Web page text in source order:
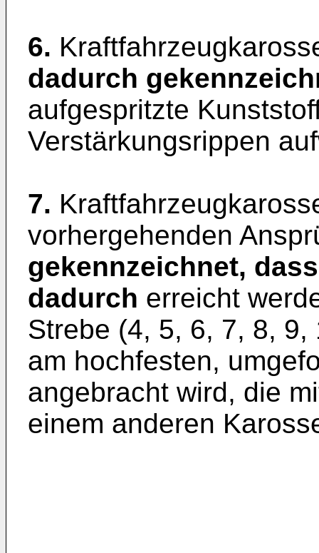
6.
dadurch
aufgespritzte
Verstärkungsrippen
7.
vorhergehenden
gekennzeichnet, dass
dadurch erreicht
Strebe (4, 5, 6, 7, 8,
am hochfesten,
angebracht wird, die
einem anderen